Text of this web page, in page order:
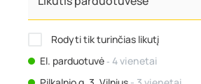
Rodyti tik turinčias likutį
El. parduotuvė‐ 4 vienetai